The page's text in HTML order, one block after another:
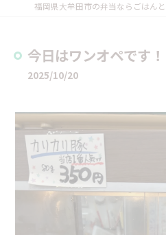
今日はワンオペです！
2025/10/20